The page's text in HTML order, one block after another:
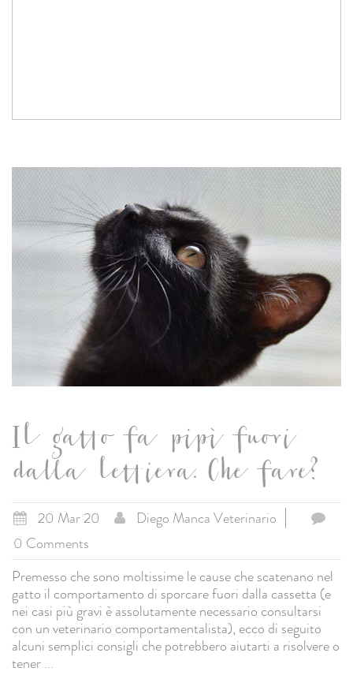
Il gatto fa pipì fuori
dalla lettiera. Che fare?
20 Mar 20
Diego Manca Veterinario
0 Comments
Premesso che sono moltissime le cause che scatenano nel
gatto il comportamento di sporcare fuori dalla cassetta (e
nei casi più gravi è assolutamente necessario consultarsi
con un veterinario comportamentalista), ecco di seguito
alcuni semplici consigli che potrebbero aiutarti a risolvere o
tener...